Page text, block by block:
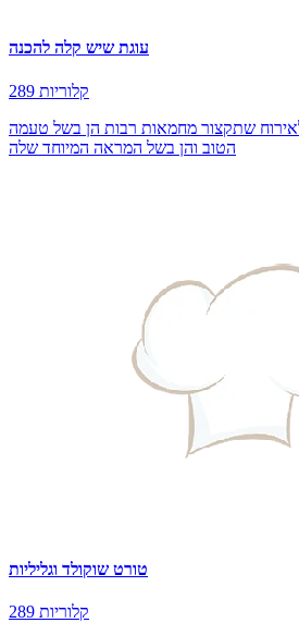
עוגת שיש קלה להכנה
289 קלוריות
שתקצור מחמאות רבות הן בשל טעמה
הטוב והן בשל המראה המיוחד שלה
טורט שוקולד וגליליות
289 קלוריות